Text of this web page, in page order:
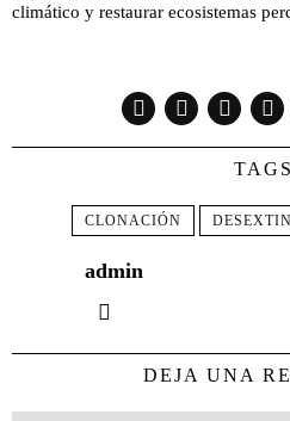
climático y restaurar ecosistemas
CLONACIÓN
admin
DEJA UNA